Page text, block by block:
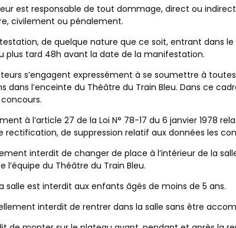
est responsable de tout dommage, direct ou
civilement ou pénalement.
de quelque nature que ce soit, entrant dans
plus tard 48h avant la date de la manifestation.
s’engagent expressément à se soumettre à
dans l’enceinte du Théâtre du Train Bleu. Dans ce
à l’article 27 de la Loi N° 78-17 du 6 janvier 1978
rectification, de suppression relatif aux données les
interdit de changer de place à l’intérieur de la
l’équipe du Théâtre du Train Bleu.
salle est interdit aux enfants âgés de moins de 5 ans.
interdit de rentrer dans la salle sans être